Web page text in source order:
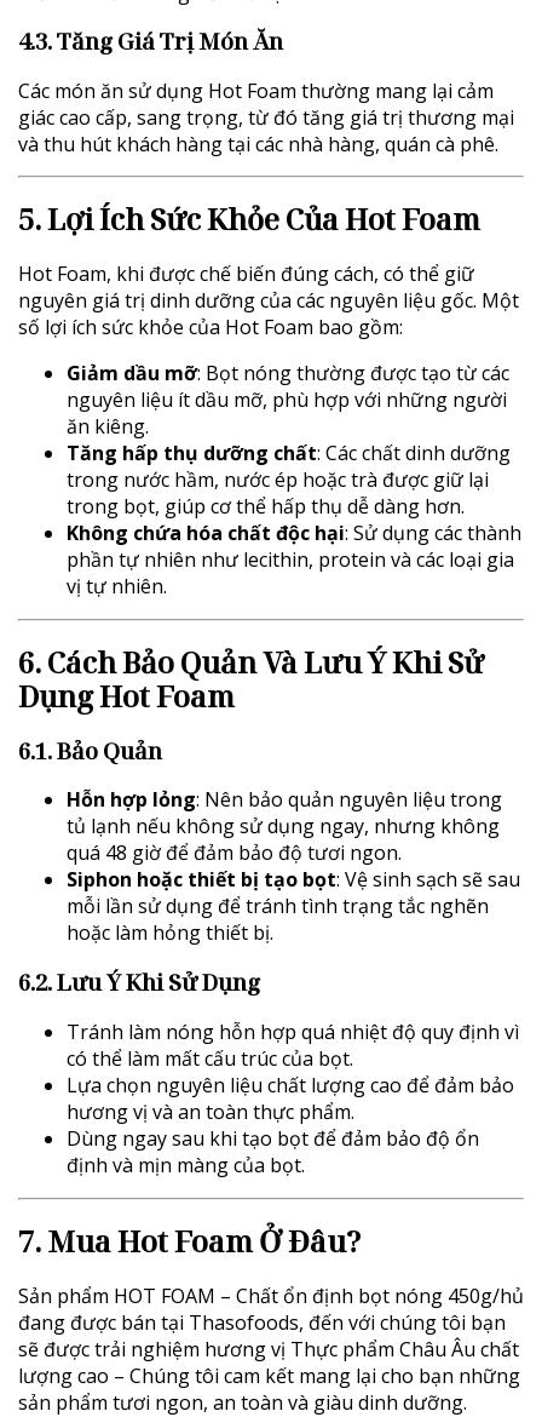
4.3. Tăng Giá Trị Món Ăn
Các món ăn sử dụng Hot Foam thường mang lại cảm
giác cao cấp, sang trọng, từ đó tăng giá trị thương mại
và thu hút khách hàng tại các nhà hàng, quán cà phê.
5. Lợi Ích Sức Khỏe Của Hot Foam
Hot Foam, khi được chế biến đúng cách, có thể giữ
nguyên giá trị dinh dưỡng của các nguyên liệu gốc. Một
số lợi ích sức khỏe của Hot Foam bao gồm:
Giảm dầu mỡ: Bọt nóng thường được tạo từ các
nguyên liệu ít dầu mỡ, phù hợp với những người
ăn kiêng.
Tăng hấp thụ dưỡng chất: Các chất dinh dưỡng
trong nước hầm, nước ép hoặc trà được giữ lại
trong bọt, giúp cơ thể hấp thụ dễ dàng hơn.
Không chứa hóa chất độc hại: Sử dụng các thành
phần tự nhiên như lecithin, protein và các loại gia
vị tự nhiên.
6. Cách Bảo Quản Và Lưu Ý Khi Sử
Dụng Hot Foam
6.1. Bảo Quản
Hỗn hợp lỏng: Nên bảo quản nguyên liệu trong
tủ lạnh nếu không sử dụng ngay, nhưng không
quá 48 giờ để đảm bảo độ tươi ngon.
Siphon hoặc thiết bị tạo bọt: Vệ sinh sạch sẽ sau
mỗi lần sử dụng để tránh tình trạng tắc nghẽn
hoặc làm hỏng thiết bị.
6.2. Lưu Ý Khi Sử Dụng
Tránh làm nóng hỗn hợp quá nhiệt độ quy định vì
có thể làm mất cấu trúc của bọt.
Lựa chọn nguyên liệu chất lượng cao để đảm bảo
hương vị và an toàn thực phẩm.
Dùng ngay sau khi tạo bọt để đảm bảo độ ổn
định và mịn màng của bọt.
7. Mua Hot Foam Ở Đâu?
Sản phẩm HOT FOAM – Chất ổn định bọt nóng 450g/hủ
đang được bán tại Thasofoods, đến với chúng tôi bạn
sẽ được trải nghiệm hương vị Thực phẩm Châu Âu chất
lượng cao – Chúng tôi cam kết mang lại cho bạn những
sản phẩm tươi ngon, an toàn và giàu dinh dưỡng.